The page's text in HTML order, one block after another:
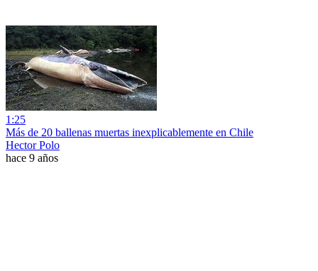
1:25
Más de 20 ballenas muertas inexplicablemente en Chile
Hector Polo
hace 9 años